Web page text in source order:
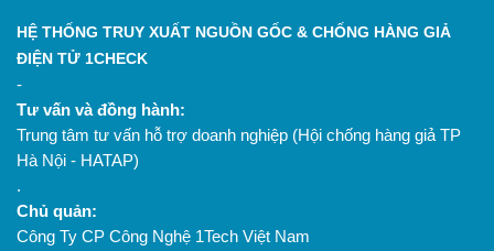
HỆ THỐNG TRUY XUẤT NGUỒN GỐC & CHỐNG HÀNG GIẢ
ĐIỆN TỬ 1CHECK
-
Tư vấn và đồng hành:
Trung tâm tư vấn hỗ trợ doanh nghiệp (Hội chống hàng giả TP
Hà Nội - HATAP)
.
Chủ quản:
Công Ty CP Công Nghệ 1Tech Việt Nam